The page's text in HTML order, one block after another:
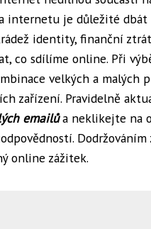
internetu je důležité dbát
identity, finanční
co sdílíme online. Při
velkých a malých
zařízení. Pravidelně
emailůa neklikejte na
online zážitek.